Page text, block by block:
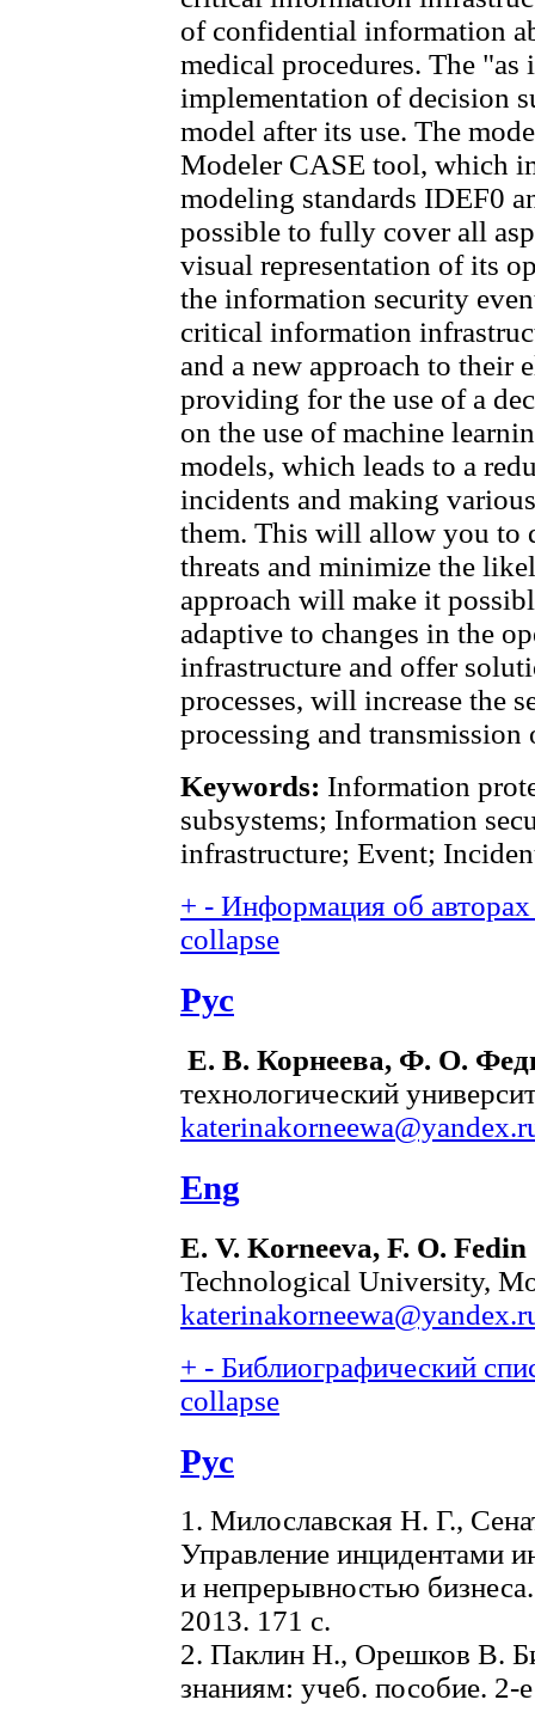
of confidential information
medical procedures. The
implementation of decision
model after its use. The
Modeler CASE tool, which
modeling standards IDEF0
possible to fully cover all
visual representation of its
the information security
critical information
and a new approach to their
providing for the use of a
on the use of machine
models, which leads to a
incidents and making
them. This will allow you to
threats and minimize the
approach will make it
adaptive to changes in the
infrastructure and offer
processes, will increase the
processing and
Keywords: Information
subsystems; Information
infrastructure; Event;
+ - Информация об
collapse
Рус
Е. В. Корнеева, Ф. О.
технологический
Eng
E. V. Korneeva, F. О. Fedin
Technological University,
+ - Библиографический
collapse
Рус
1. Милославская Н. Г.,
Управление инцидентами
и непрерывностью
2013. 171 с.
2. Паклин Н., Орешков В.
знаниям: учеб. пособие.